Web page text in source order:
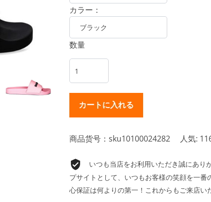
カラー：
数量
商品货号：sku10100024282 人気:
いつも当店をお利用いただき誠にあ
プサイトとして、いつもお客様の笑顔を一
心保証は何よりの第一！これからもご来店い